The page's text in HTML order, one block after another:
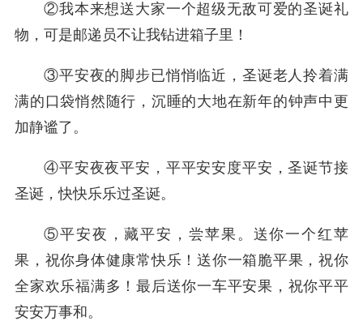
②我本来想送大家一个超级无敌可爱的圣诞礼
物，可是邮递员不让我钻进箱子里！
③平安夜的脚步已悄悄临近，圣诞老人拎着满
满的口袋悄然随行，沉睡的大地在新年的钟声中更
加静谧了。
④平安夜夜平安，平平安安度平安，圣诞节接
圣诞，快快乐乐过圣诞。
⑤平安夜，藏平安，尝苹果。送你一个红苹
果，祝你身体健康常快乐！送你一箱脆平果，祝你
全家欢乐福满多！最后送你一车平安果，祝你平平
安安万事和。